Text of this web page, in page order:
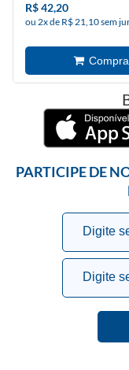
R$ 42,20
ou 2x de R$ 21,10 sem
PARTICIPE DE